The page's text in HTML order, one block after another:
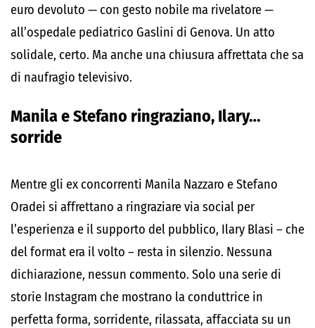
euro devoluto — con gesto nobile ma rivelatore —
all’ospedale pediatrico Gaslini di Genova. Un atto
solidale, certo. Ma anche una chiusura affrettata che sa
di naufragio televisivo.
Manila e Stefano ringraziano, Ilary…
sorride
Mentre gli ex concorrenti Manila Nazzaro e Stefano
Oradei si affrettano a ringraziare via social per
l’esperienza e il supporto del pubblico, Ilary Blasi – che
del format era il volto – resta in silenzio. Nessuna
dichiarazione, nessun commento. Solo una serie di
storie Instagram che mostrano la conduttrice in
perfetta forma, sorridente, rilassata, affacciata su un